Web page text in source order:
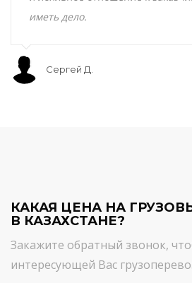
иметь дело.
Сергей Д.
КАКАЯ ЦЕНА НА
В КАЗАХСТАНЕ?
Закажите обратный звонок,
интересующей Вас